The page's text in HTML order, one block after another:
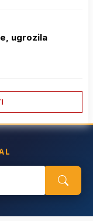
ugrozila